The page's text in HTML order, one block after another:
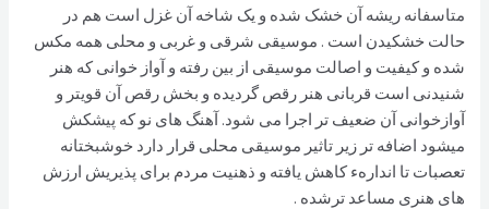
متاسفانه ریشه آن خشک شده و یک شاخه آن غزل است هم در
حالت خشکیدن است . موسیقی شرقی و غربی و محلی همه مکس
شده و کیفیت و اصالت موسیقی از بین رفته و آواز خوانی که هنر
شنیدنی است قربانی هنر رقص گردیده و بخش رقص آن قویتر و
آوازخوانی آن ضعیف تر اجرا می شود. آهنگ های نو که پیشکش
میشود اضافه تر زیر تاثیر موسیقی محلی قرار دارد خوشبختانه
تعصبات تا اندارهء کاهش یافته و ذهنیت مردم برای پذیریش ارزش
های هنری مساعد ترشده .